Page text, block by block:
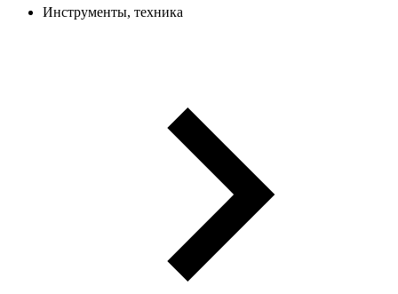
Инструменты, техника